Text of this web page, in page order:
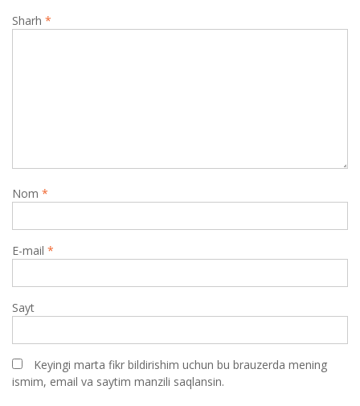
Sharh *
Nom *
E-mail *
Sayt
Keyingi marta fikr bildirishim uchun bu brauzerda mening
ismim, email va saytim manzili saqlansin.